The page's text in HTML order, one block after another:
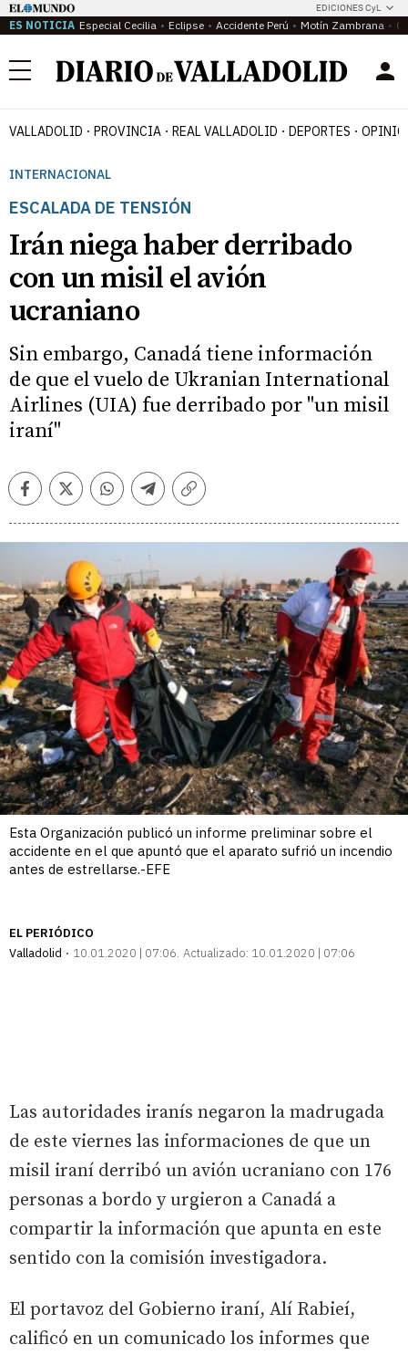
EDICIONES CyL
ES NOTICIA Especial Cecilia Eclipse Accidente Perú Motín Zambrana
Menú
VALLADOLID PROVINCIA REAL VALLADOLID DEPORTES
INTERNACIONAL
ESCALADA DE TENSIÓN
Irán niega haber derribado
con un misil el avión
ucraniano
Sin embargo, Canadá tiene información
de que el vuelo de Ukranian International
Airlines (UIA) fue derribado por "un misil
iraní"
FacebookTwitterWhatsappTelegramCopiar
Esta Organización publicó un informe preliminar sobre el
accidente en el que apuntó que el aparato sufrió un incendio
antes de estrellarse.-EFE
EL PERIÓDICO
Valladolid
10.01.2020 | 07:06 Actualizado: 10.01.2020 | 07:06
Las autoridades iranís negaron la madrugada
de este viernes las informaciones de que un
misil iraní derribó un avión ucraniano con 176
personas a bordo y urgieron a Canadá a
compartir la información que apunta en este
sentido con la comisión investigadora.
El portavoz del Gobierno iraní, Alí Rabieí,
calificó en un comunicado los informes que